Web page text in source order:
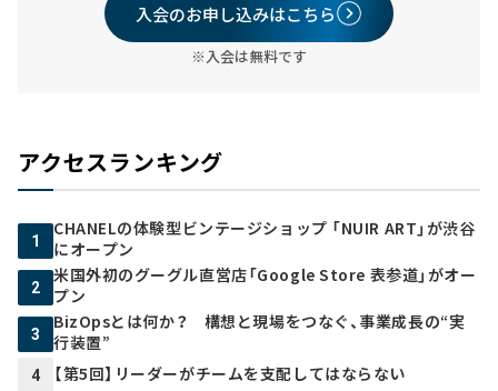
入会のお申し込みはこちら
※入会は無料です
アクセスランキング
1
CHANELの体験型ビンテージショップ 「NUIR ART」が渋谷
にオープン
2
米国外初のグーグル直営店「Google Store 表参道」がオー
プン
3
BizOpsとは何か？ 構想と現場をつなぐ、事業成長の“実
行装置”
4 【第5回】リーダーがチームを支配してはならない